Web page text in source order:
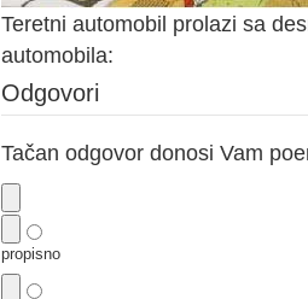
Teretni automobil prolazi sa
automobila:
Odgovori
Tačan odgovor donosi Vam
propisno